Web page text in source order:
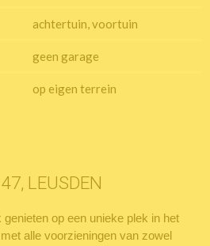
achtertuin, voortuin
geen garage
op eigen terrein
LEUSDEN
op een unieke plek in het
alle voorzieningen van zowel